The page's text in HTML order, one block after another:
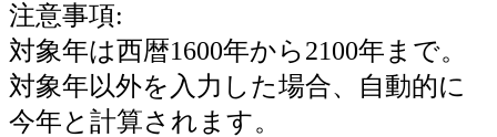
注意事項:
対象年は西暦1600年から2100年まで。
対象年以外を入力した場合、自動的に
今年と計算されます。